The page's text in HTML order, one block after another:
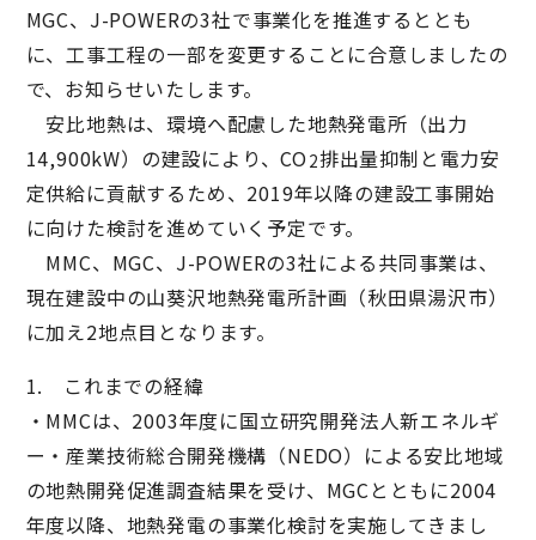
MGC、J-POWERの3社で事業化を推進するととも
に、工事工程の一部を変更することに合意しましたの
で、お知らせいたします。
安比地熱は、環境へ配慮した地熱発電所（出力
14,900kW）の建設により、CO 2排出量抑制と電力安
定供給に貢献するため、2019年以降の建設工事開始
に向けた検討を進めていく予定です。
MMC、MGC、J-POWERの3社による共同事業は、
現在建設中の山葵沢地熱発電所計画（秋田県湯沢市）
に加え2地点目となります。
1. これまでの経緯
・MMCは、2003年度に国立研究開発法人新エネルギ
ー・産業技術総合開発機構（NEDO）による安比地域
の地熱開発促進調査結果を受け、MGCとともに2004
年度以降、地熱発電の事業化検討を実施してきまし